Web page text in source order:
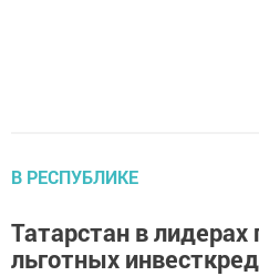
В РЕСПУБЛИКЕ
Татарстан в
льготных